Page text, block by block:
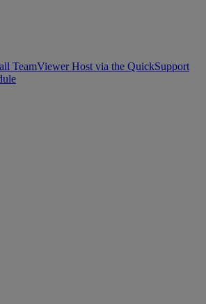
TeamViewer Host via the QuickSupport